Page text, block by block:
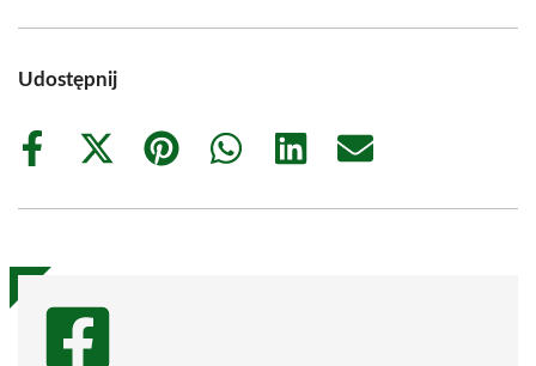
Udostępnij
Share
Share
(Twitter)
Share
Share
Share
Share